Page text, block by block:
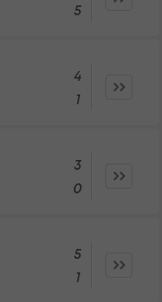
5
4
1
3
0
5
1